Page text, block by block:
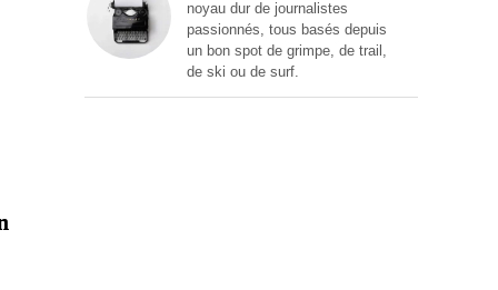
noyau dur de journalistes
passionnés, tous basés depuis
un bon spot de grimpe, de trail,
de ski ou de surf.